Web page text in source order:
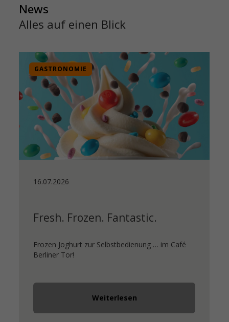
News
Alles auf einen Blick
GASTRONOMIE
16.07.2026
Fresh. Frozen. Fantastic.
Frozen Joghurt zur Selbstbedienung … im Café
Berliner Tor!
Weiterlesen